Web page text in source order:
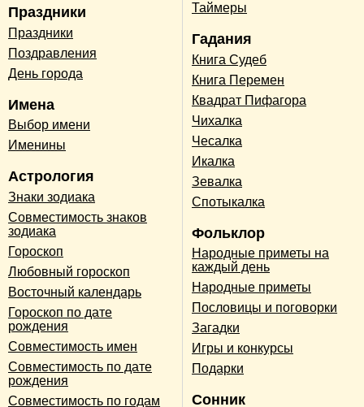
Праздники
Праздники
Поздравления
День города
Имена
Выбор имени
Именины
Астрология
Знаки зодиака
Совместимость знаков
зодиака
Гороскоп
Любовный гороскоп
Восточный календарь
Гороскоп по дате
рождения
Совместимость имен
Совместимость по дате
рождения
Совместимость по годам
Таймеры
Гадания
Книга Судеб
Книга Перемен
Квадрат Пифагора
Чихалка
Чесалка
Икалка
Зевалка
Спотыкалка
Фольклор
Народные приметы на
каждый день
Народные приметы
Пословицы и поговорки
Загадки
Игры и конкурсы
Подарки
Сонник